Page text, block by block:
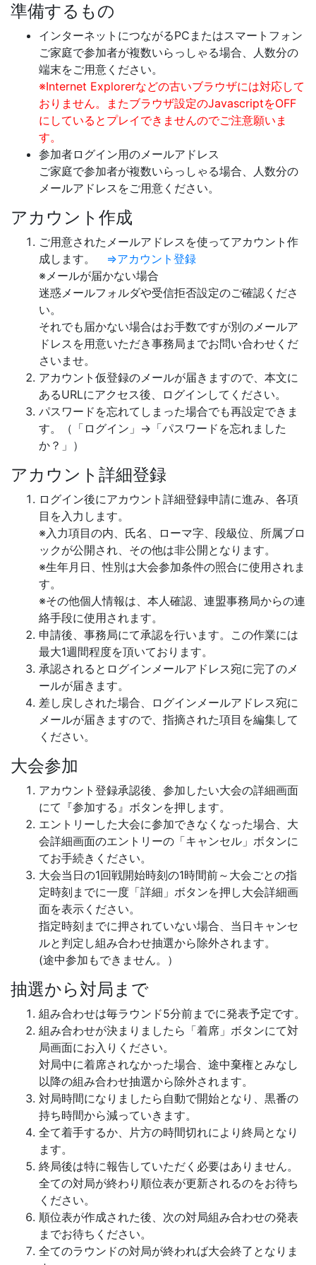
準備するもの
インターネットにつながるPCまたはスマートフォン
ご家庭で参加者が複数いらっしゃる場合、人数分の
端末をご用意ください。
※Internet Explorerなどの古いブラウザには対応して
おりません。またブラウザ設定のJavascriptをOFF
にしているとプレイできませんのでご注意願いま
す。
参加者ログイン用のメールアドレス
ご家庭で参加者が複数いらっしゃる場合、人数分の
メールアドレスをご用意ください。
アカウント作成
ご用意されたメールアドレスを使ってアカウント作
成します。 ⇒アカウント登録
※メールが届かない場合
迷惑メールフォルダや受信拒否設定のご確認くださ
い。
それでも届かない場合はお手数ですが別のメールア
ドレスを用意いただき事務局までお問い合わせくだ
さいませ。
アカウント仮登録のメールが届きますので、本文に
あるURLにアクセス後、ログインしてください。
パスワードを忘れてしまった場合でも再設定できま
す。（「ログイン」→「パスワードを忘れました
か？」）
アカウント詳細登録
ログイン後にアカウント詳細登録申請に進み、各項
目を入力します。
※入力項目の内、氏名、ローマ字、段級位、所属ブロ
ックが公開され、その他は非公開となります。
※生年月日、性別は大会参加条件の照合に使用されま
す。
※その他個人情報は、本人確認、連盟事務局からの連
絡手段に使用されます。
申請後、事務局にて承認を行います。この作業には
最大1週間程度を頂いております。
承認されるとログインメールアドレス宛に完了のメ
ールが届きます。
差し戻しされた場合、ログインメールアドレス宛に
メールが届きますので、指摘された項目を編集して
ください。
大会参加
アカウント登録承認後、参加したい大会の詳細画面
にて『参加する』ボタンを押します。
エントリーした大会に参加できなくなった場合、大
会詳細画面のエントリーの「キャンセル」ボタンに
てお手続きください。
大会当日の1回戦開始時刻の1時間前～大会ごとの指
定時刻までに一度「詳細」ボタンを押し大会詳細画
面を表示ください。
指定時刻までに押されていない場合、当日キャンセ
ルと判定し組み合わせ抽選から除外されます。
(途中参加もできません。）
抽選から対局まで
組み合わせは毎ラウンド5分前までに発表予定です。
組み合わせが決まりましたら「着席」ボタンにて対
局画面にお入りください。
対局中に着席されなかった場合、途中棄権とみなし
以降の組み合わせ抽選から除外されます。
対局時間になりましたら自動で開始となり、黒番の
持ち時間から減っていきます。
全て着手するか、片方の時間切れにより終局となり
ます。
終局後は特に報告していただく必要はありません。
全ての対局が終わり順位表が更新されるのをお待ち
ください。
順位表が作成された後、次の対局組み合わせの発表
までお待ちください。
全てのラウンドの対局が終われば大会終了となりま